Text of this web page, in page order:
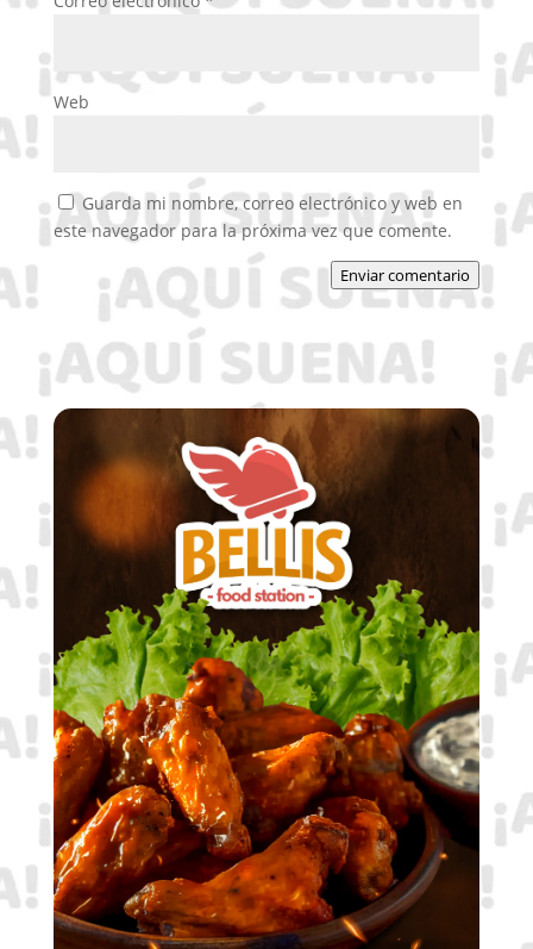
Web
Guarda mi nombre, correo electrónico y web en
este navegador para la próxima vez que comente.
Enviar comentario